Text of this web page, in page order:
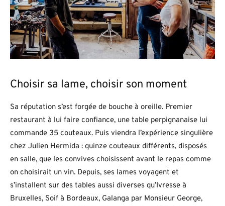
Choisir sa lame, choisir son moment
Sa réputation s’est forgée de bouche à oreille. Premier
restaurant à lui faire confiance, une table perpignanaise lui
commande 35 couteaux. Puis viendra l’expérience singulière
chez Julien Hermida : quinze couteaux différents, disposés
en salle, que les convives choisissent avant le repas comme
on choisirait un vin. Depuis, ses lames voyagent et
s’installent sur des tables aussi diverses qu’Ivresse à
Bruxelles, Soif à Bordeaux, Galanga par Monsieur George,